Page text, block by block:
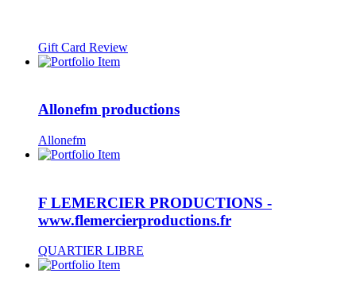
Gift Card Review
Allonefm productions
Allonefm
F LEMERCIER PRODUCTIONS -
www.flemercierproductions.fr
QUARTIER LIBRE